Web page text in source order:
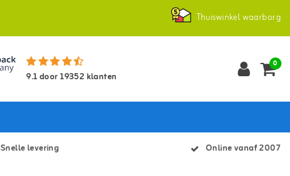
Thuiswinkel waarborg
9.1door19352klanten
0
Snelle levering Online vanaf 2007